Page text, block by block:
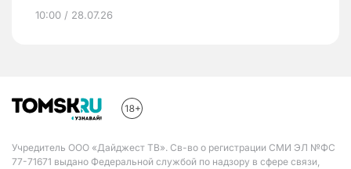
10:00 / 28.07.26
Учредитель ООО «Дайджест ТВ». Св-во о регистрации СМИ ЭЛ №ФС
77-71671 выдано Федеральной службой по надзору в сфере связи,